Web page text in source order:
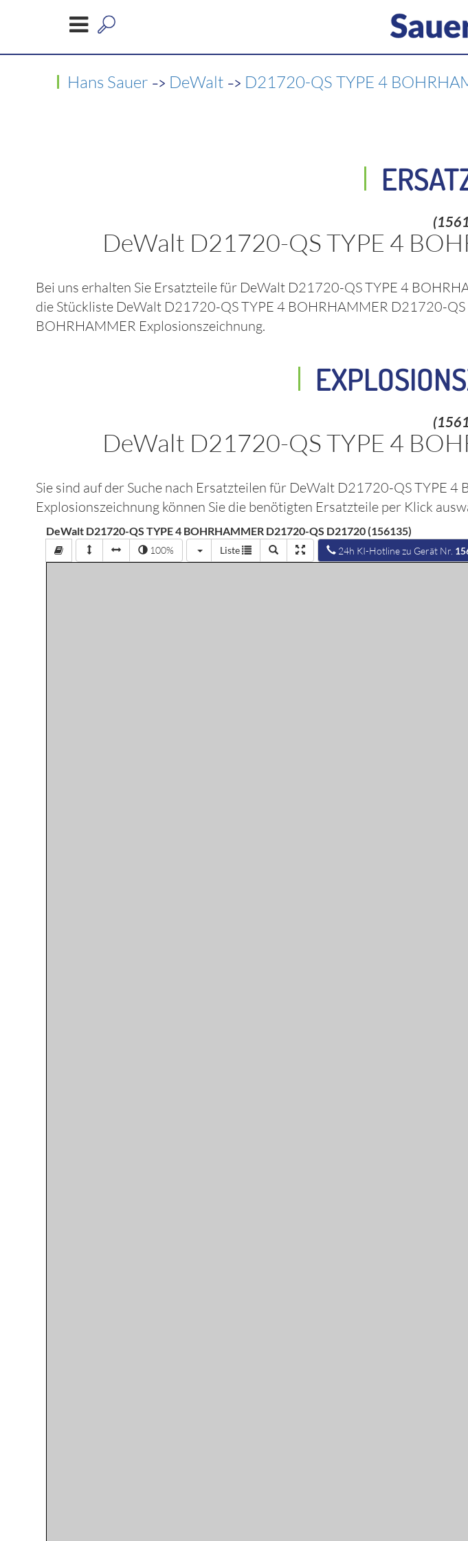
Hans Sauer -> DeWalt -> D21720-QS TYPE 4
DeWalt D21720-QS TYPE 4
Bei uns erhalten Sie Ersatzteile für DeWalt D21720-QS TYPE 4
die Stückliste DeWalt D21720-QS TYPE 4 BOHRHAMMER D21720-
BOHRHAMMER Explosionszeichnung.
DeWalt D21720-QS TYPE 4
Sie sind auf der Suche nach Ersatzteilen für DeWalt D21720-QS TYPE
Explosionszeichnung können Sie die benötigten Ersatzteile per Klick
DeWalt D21720-QS TYPE 4 BOHRHAMMER D21720-QS D21720 (156135)
100% Liste 24h KI-Hotline zu Gerät Nr.